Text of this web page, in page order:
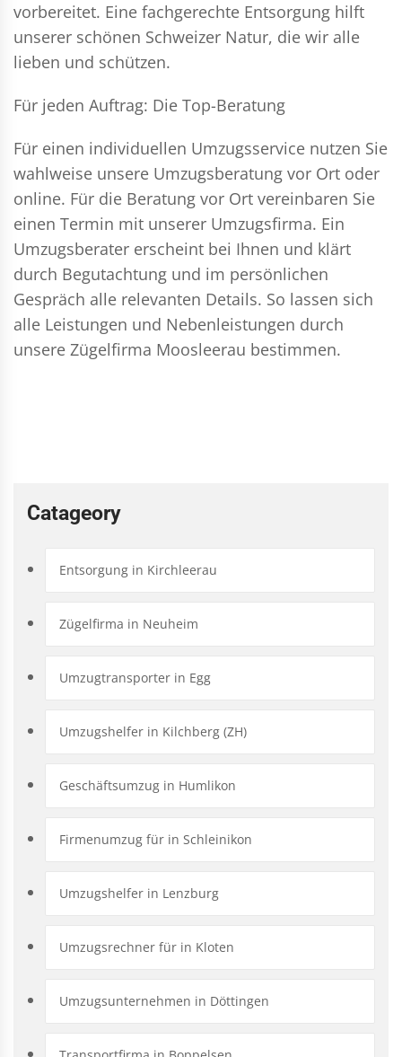
vorbereitet. Eine fachgerechte Entsorgung hilft
unserer schönen Schweizer Natur, die wir alle
lieben und schützen.
Für jeden Auftrag: Die Top-Beratung
Für einen individuellen Umzugsservice nutzen Sie
wahlweise unsere Umzugsberatung vor Ort oder
online. Für die Beratung vor Ort vereinbaren Sie
einen Termin mit unserer Umzugsfirma. Ein
Umzugsberater erscheint bei Ihnen und klärt
durch Begutachtung und im persönlichen
Gespräch alle relevanten Details. So lassen sich
alle Leistungen und Nebenleistungen durch
unsere Zügelfirma Moosleerau bestimmen.
Catageory
Entsorgung in Kirchleerau
Zügelfirma in Neuheim
Umzugtransporter in Egg
Umzugshelfer in Kilchberg (ZH)
Geschäftsumzug in Humlikon
Firmenumzug für in Schleinikon
Umzugshelfer in Lenzburg
Umzugsrechner für in Kloten
Umzugsunternehmen in Döttingen